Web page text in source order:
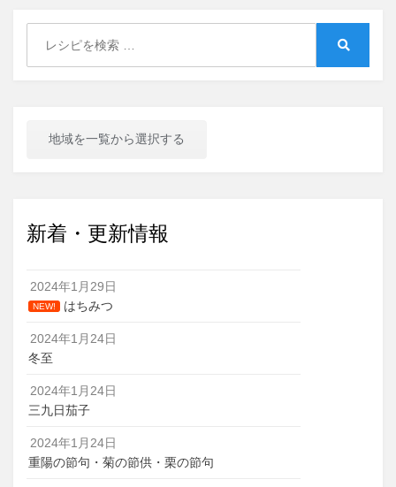
地域を一覧から選択する
新着・更新情報
2024年1月29日
NEW! はちみつ
2024年1月24日
冬至
2024年1月24日
三九日茄子
2024年1月24日
重陽の節句・菊の節供・栗の節句